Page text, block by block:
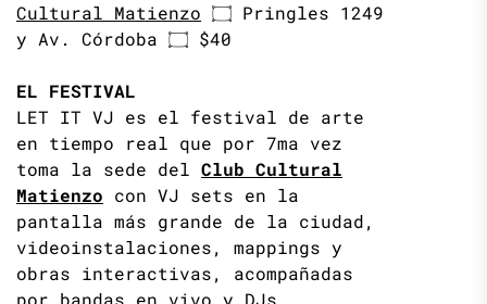
Cultural Matienzo
y Av. Córdoba ۝ $40
EL FESTIVAL
LET IT VJ es el festival de arte
en tiempo real que por 7ma vez
toma la sede del Club Cultural
Matienzo con VJ sets en la
pantalla más grande de la ciudad,
videoinstalaciones, mappings y
obras interactivas, acompañadas